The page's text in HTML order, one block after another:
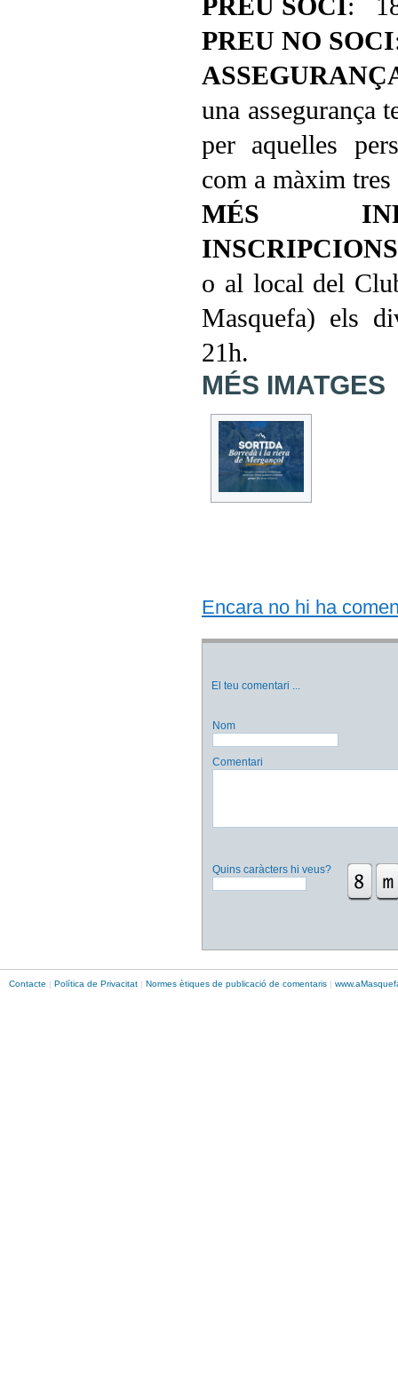
PREU SOCI:
PREU NO SOCI
una assegurança
per aquelles
com a màxim
MÉS
INSCRIPCIONS
o al local del
Masquefa) els
21h.
MÉS IMATGES
Encara no hi ha
El teu comentari ...
Nom
Comentari
Quins caràcters hi veus?
Contacte | Política de Privacitat | Normes ètiques de publicació de comentaris | www.